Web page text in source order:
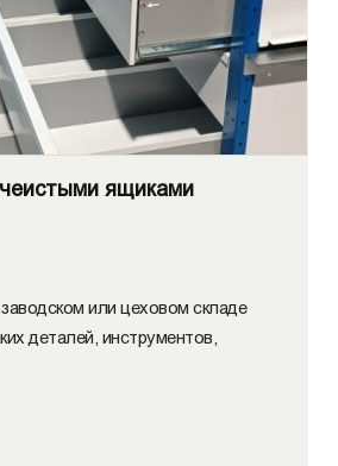
ящиками
или цеховом складе
деталей, инструментов,